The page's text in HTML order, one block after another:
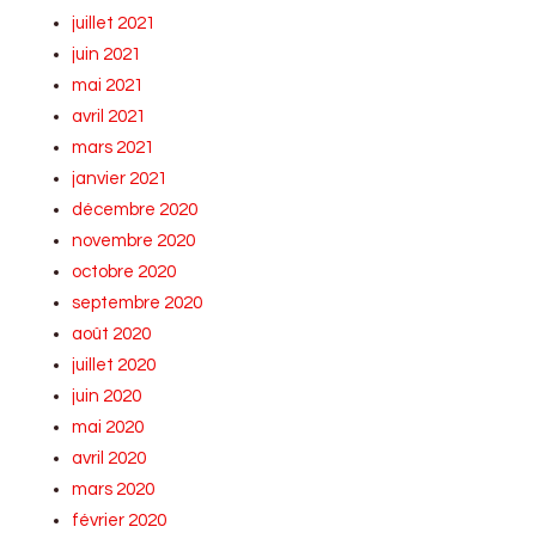
juillet 2021
juin 2021
mai 2021
avril 2021
mars 2021
janvier 2021
décembre 2020
novembre 2020
octobre 2020
septembre 2020
août 2020
juillet 2020
juin 2020
mai 2020
avril 2020
mars 2020
février 2020